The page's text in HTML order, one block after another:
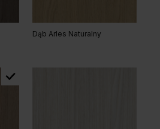
Dąb Arles Naturalny